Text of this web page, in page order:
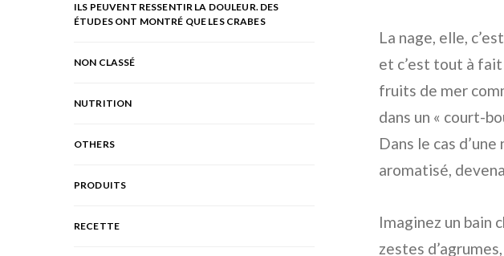
La nage, elle,
et c’est tout à
fruits de mer
dans un « court-
Dans le cas
aromatisé,
Imaginez un bain
zestes
ILS PEUVENT RESSENTIR LA DOULEUR. DES
ÉTUDES ONT MONTRÉ QUE LES CRABES
NON CLASSÉ
NUTRITION
OTHERS
PRODUITS
RECETTE